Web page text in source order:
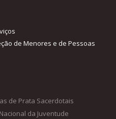
de Menores e de Pessoas
de Prata Sacerdotais
da Juventude